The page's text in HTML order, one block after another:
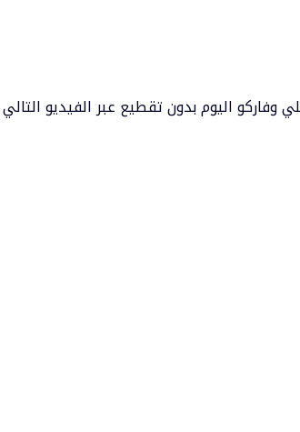
وفاركو اليوم بدون تقطيع عبر الفيديو التالي